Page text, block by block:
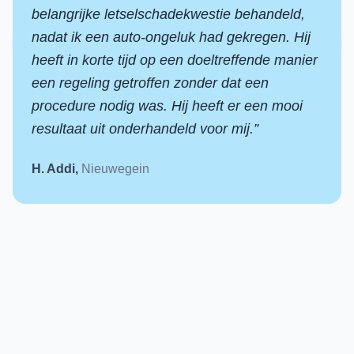
belangrijke letselschadekwestie behandeld,
nadat ik een auto-ongeluk had gekregen. Hij
heeft in korte tijd op een doeltreffende manier
een regeling getroffen zonder dat een
procedure nodig was. Hij heeft er een mooi
resultaat uit onderhandeld voor mij.”
H. Addi, Nieuwegein